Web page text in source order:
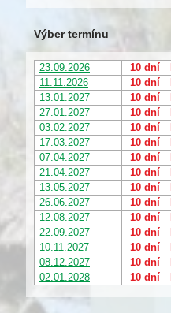
Výber termínu
23.09.2026 10 dní
11.11.2026
10 dní
13.01.2027
10 dní
27.01.2027
10 dní
03.02.2027
10 dní
17.03.2027
10 dní
07.04.2027
10 dní
21.04.2027
10 dní
13.05.2027
10 dní
26.06.2027
10 dní
12.08.2027
10 dní
22.09.2027
10 dní
10.11.2027
10 dní
08.12.2027
10 dní
02.01.2028
10 dní